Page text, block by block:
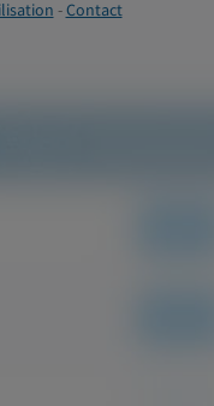
-Contact